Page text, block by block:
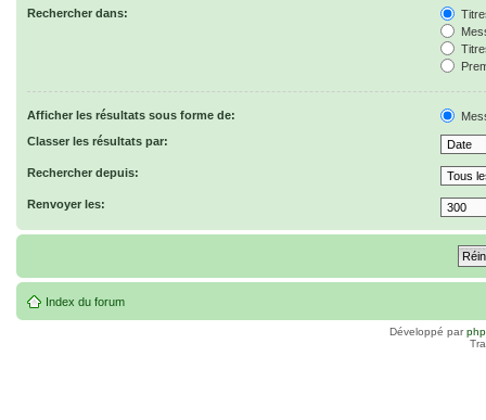
Rechercher dans:
Afficher les résultats sous forme de:
Classer les résultats par:
Rechercher depuis:
Renvoyer les:
Index du forum
Développé par